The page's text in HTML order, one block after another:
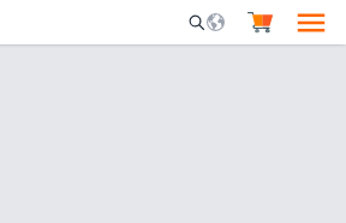
Mobile Search